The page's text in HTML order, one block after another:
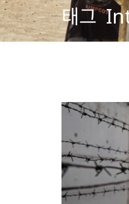
태그